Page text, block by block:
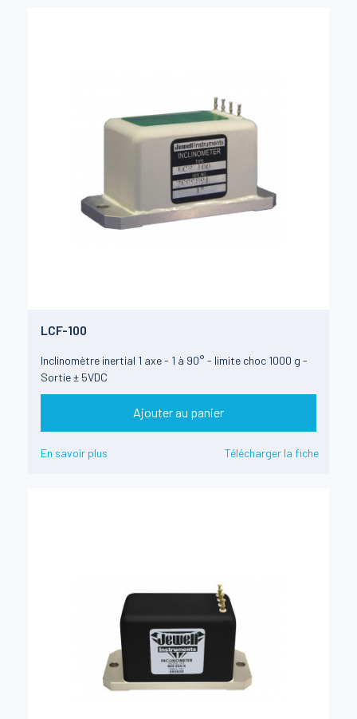
LCF-100
Inclinomètre inertial 1 axe - 1 à 90° - limite choc 1000 g -
Sortie ± 5VDC
Ajouter au panier
En savoir plus Télécharger la fiche